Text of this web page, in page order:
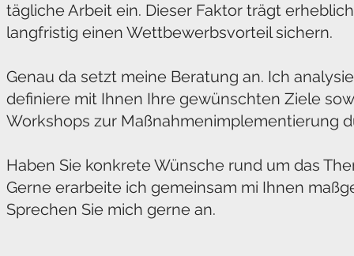
tägliche Arbeit ein. Dieser Faktor trägt
langfristig einen Wettbewerbsvorteil sichern.
Genau da setzt meine Beratung an. Ich
definiere mit Ihnen Ihre gewünschten Ziele
Workshops zur Maßnahmenimplementierung
Haben Sie konkrete Wünsche rund um das
Gerne erarbeite ich gemeinsam mi Ihnen
Sprechen Sie mich gerne an.